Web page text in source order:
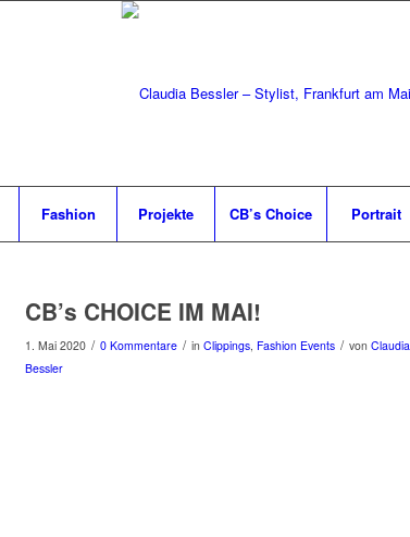
Fashion Projekte CB’s Choice Portrait
CB’s CHOICE IM MAI!
1. Mai 2020 / 0 Kommentare / in Clippings, Fashion Events / von Claudia
Bessler